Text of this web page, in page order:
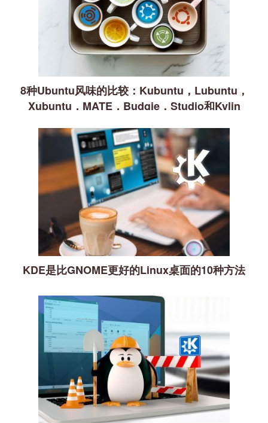
8种Ubuntu风味的比较：Kubuntu，Lubuntu，
Xubuntu，MATE，Budgie，Studio和Kylin
KDE是比GNOME更好的Linux桌面的10种方法